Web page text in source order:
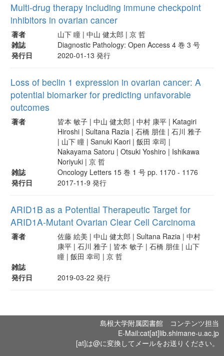
Multi-drug therapy including immune checkpoint
inhibitors in ovarian cancer
著者
山下 瞳 | 中山 健太郎 | 京 哲
雑誌
Diagnostic Pathology: Open Access 4 巻 3 号
発行日
2020-01-13 発行
Loss of beclin 1 expression in ovarian cancer: A
potential biomarker for predicting unfavorable
outcomes
著者
皆本 敏子 | 中山 健太郎 | 中村 康平 | Katagiri
Hiroshi | Sultana Razia | 石橋 朋佳 | 石川 雅子
| 山下 瞳 | Sanuki Kaori | 飯田 幸司 |
Nakayama Satoru | Otsuki Yoshiro | Ishikawa
Noriyuki | 京 哲
雑誌
Oncology Letters 15 巻 1 号 pp. 1170 - 1176
発行日
2017-11-9 発行
ARID1B as a Potential Therapeutic Target for
ARID1A-Mutant Ovarian Clear Cell Carcinoma
著者
佐藤 絵美 | 中山 健太郎 | Sultana Razia | 中村
康平 | 石川 雅子 | 皆本 敏子 | 石橋 朋佳 | 山下
瞳 | 飯田 幸司 | 京 哲
雑誌
発行日
2019-03-22 発行
島根大学附属図書館 コンテンツ担当
E-Mail:cat[at]lib.shimane-u.ac.jp
[at]は@に変換してメールをお送りください。